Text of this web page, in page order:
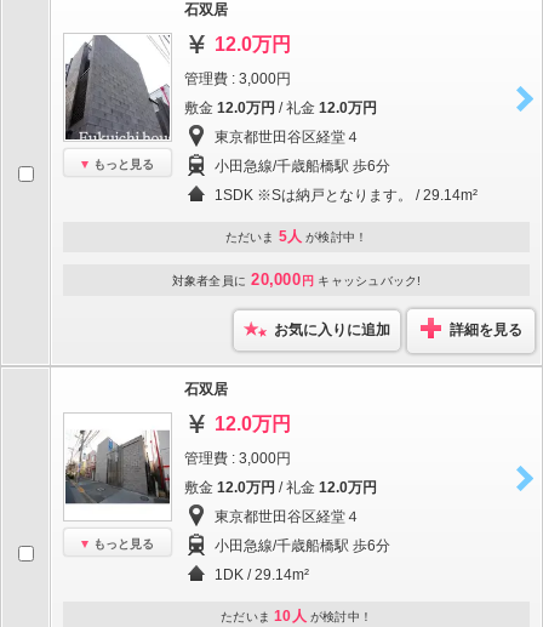
もっと見る
石双居
12.0万円
管理費 : 3,000円
敷金 12.0万円 / 礼金 12.0万円
東京都世田谷区経堂４
小田急線/千歳船橋駅 歩6分
1SDK ※Sは納戸となります。 / 29.14m²
ただいま 5人 が検討中！
対象者全員に 20,000 円 キャッシュバック!
お気に入りに追加 詳細を見る
もっと見る
石双居
12.0万円
管理費 : 3,000円
敷金 12.0万円 / 礼金 12.0万円
東京都世田谷区経堂４
小田急線/千歳船橋駅 歩6分
1DK / 29.14m²
ただいま 10人 が検討中！